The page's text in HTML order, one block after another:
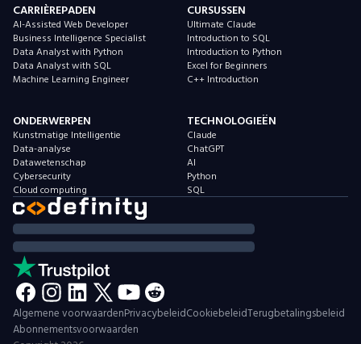
CARRIÈREPADEN
AI-Assisted Web Developer
Business Intelligence Specialist
Data Analyst with Python
Data Analyst with SQL
Machine Learning Engineer
CURSUSSEN
Ultimate Claude
Introduction to SQL
Introduction to Python
Excel for Beginners
C++ Introduction
ONDERWERPEN
Kunstmatige Intelligentie
Data-analyse
Datawetenschap
Cybersecurity
Cloud computing
TECHNOLOGIEËN
Claude
ChatGPT
AI
Python
SQL
Algemene voorwaardenPrivacybeleidCookiebeleidTerugbetalingsbeleid
Abonnementsvoorwaarden